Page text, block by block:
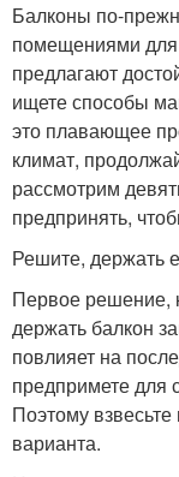
Балконы по-
помещениями для
предлагают
ищете способы
это плавающее
климат,
рассмотрим
предпринять,
Решите, держать
Первое решение,
держать балкон
повлияет на
предпримете для
Поэтому
варианта.